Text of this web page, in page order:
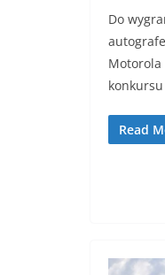
Do
Motorola
Read